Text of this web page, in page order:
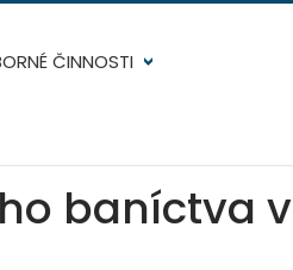
ČINNOSTI
baníctva v